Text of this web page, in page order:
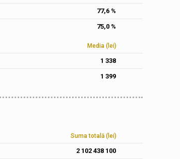
77,6 %
75,0 %
Media (lei)
1 338
1 399
Suma totală (lei)
2 102 438 100